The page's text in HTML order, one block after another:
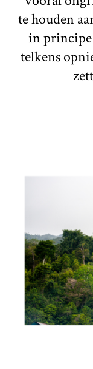
te houden
in principe
telkens